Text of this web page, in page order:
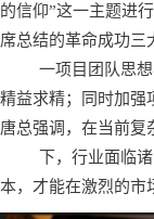
的信仰”这一主题进
席总结的革命成功三
一项目团队思想与
精益求精；同时加强
唐总强调，在当前复
下，行业面临诸多
本，才能在激烈的市